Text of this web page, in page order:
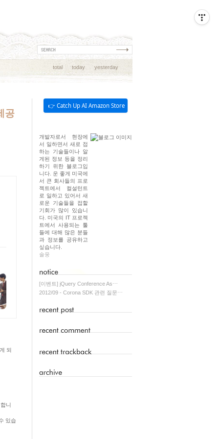
total today yesterday
👉 Catch Up AI Amazon Store
개발자로서 현장에
서 일하면서 새로 접
하는 기술들이나 알
게된 정보 등을 정리
하기 위한 블로그입
니다. 운 좋게 미국에
서 큰 회사들의 프로
젝트에서 컬설턴트
로 일하고 있어서 새
로운 기술들을 접할
기회가 많이 있습니
다. 미국의 IT 프로젝
트에서 사용되는 툴
들에 대해 많은 분들
과 정보를 공유하고
싶습니다.
솔웅
[이벤트] jQuery Conference As⋯
2012/09 - Corona SDK 관련 질문⋯
공
되
니
있습